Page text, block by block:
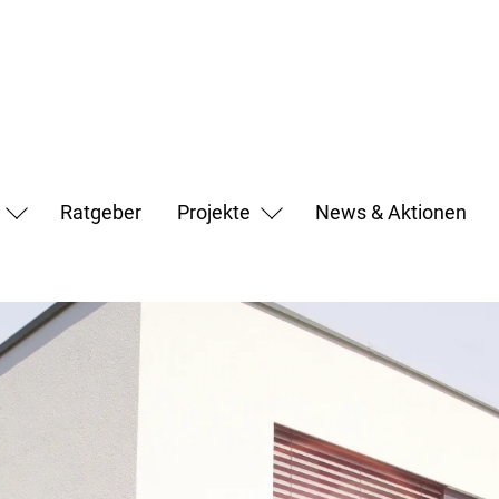
Ratgeber Projekte News & Aktionen